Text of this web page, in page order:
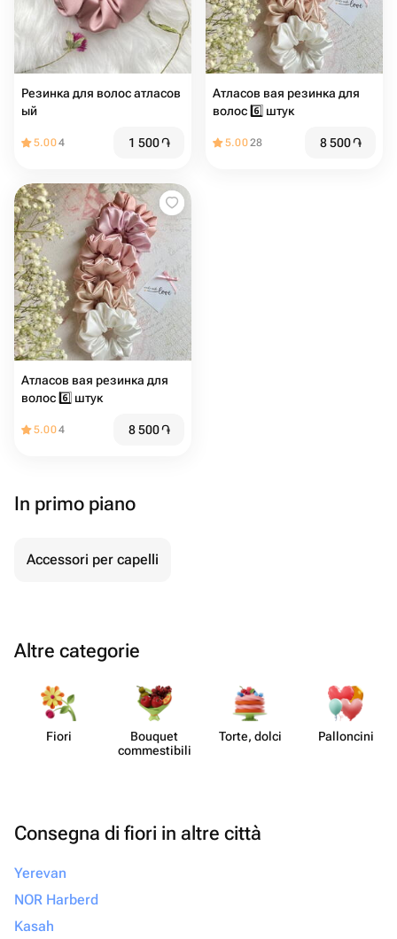
Резинка для волос атласов
ый
5.004 1 500֏
Атласов вая резинка для
волос 6️⃣ штук
5.0028 8 500֏
Атласов вая резинка для
волос 6️⃣ штук
5.004 8 500֏
In primo piano
Accessori per capelli
Altre categorie
Fiori
Bouquet
commes​tibili
Torte, dolci Pall​oncini
Consegna di fiori in altre città
Yerevan
NOR Harberd
Kasah